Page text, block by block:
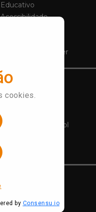
Educativo
Acessibilidade
Assine a Newsletter
Acervo
Objetos da Vez
Histórias do Futebol
CRFB